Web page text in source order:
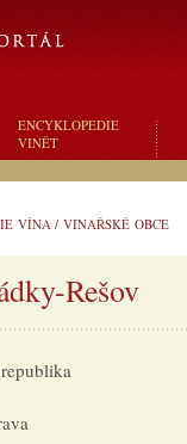
ENCYKLOPEDIE
VINĚT
VÍNA / VINAŘSKÉ OBCE
Rešov